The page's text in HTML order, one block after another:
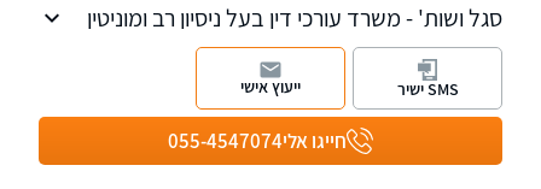
סגל ושות' - משרד עורכי דין בעל ניסיון רב ומוניטין
מוכח, המחויב להענקת שירות משפטי מקצועי,
איכותי ומבוסס אמון. המשרד פועל במגוון תחומים,
בהם מקרקעין - רכישה ומכירה של דירות, דיני
ירושה - עריכת צוואות וצוואות הדדיות, קבלת צו
ירושה או צו קיום צוואה, מימוש עיזבונות, ייפוי כוח
חייגו אלי055-4547074
SMS ישיר ייעוץ אישי